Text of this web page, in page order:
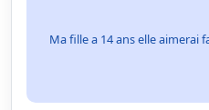
Ma fille a 14 ans elle